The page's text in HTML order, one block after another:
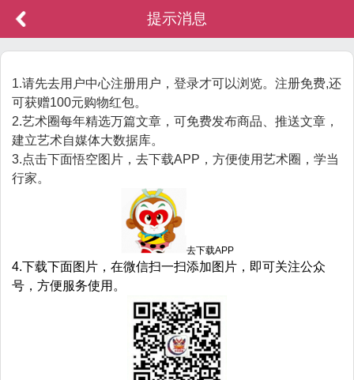
提示消息
1.请先去用户中心注册用户，登录才可以浏览。注册免费,还
可获赠100元购物红包。
2.艺术圈每年精选万篇文章，可免费发布商品、推送文章，
建立艺术自媒体大数据库。
3.点击下面悟空图片，去下载APP，方便使用艺术圈，学当
行家。
去下载APP
4.下载下面图片，在微信扫一扫添加图片，即可关注公众
号，方便服务使用。